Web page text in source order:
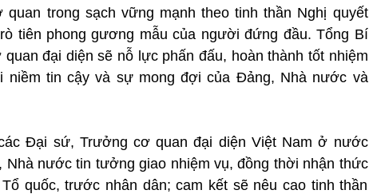
trong sạch vững mạnh theo tinh thần Nghị quyết
tiên phong gương mẫu của người đứng đầu. Tổng Bí
đại diện sẽ nỗ lực phấn đấu, hoàn thành tốt nhiệm
niềm tin cậy và sự mong đợi của Đảng, Nhà nước và
Đại sứ, Trưởng cơ quan đại diện Việt Nam ở nước
nước tin tưởng giao nhiệm vụ, đồng thời nhận thức
quốc, trước nhân dân; cam kết sẽ nêu cao tinh thần